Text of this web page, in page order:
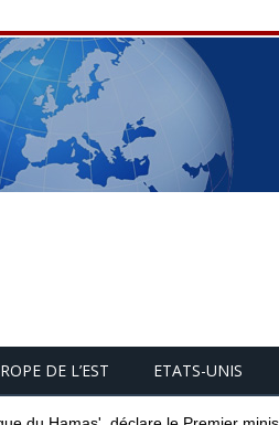
DE L’EST ETATS-UNIS